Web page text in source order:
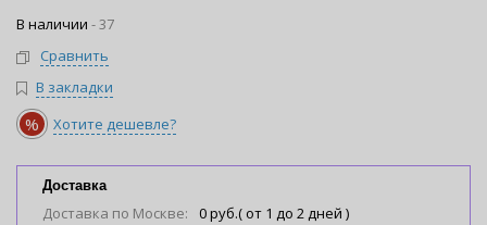
В наличии -37
Сравнить
В закладки
% Хотите дешевле?
Доставка
Доставка по Москве:
0 руб.( от 1 до 2 дней )